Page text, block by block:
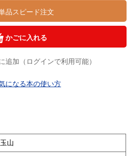
品スピード注文
かごに入れる
追加（ログインで利用可能）
になる本の使い方
山